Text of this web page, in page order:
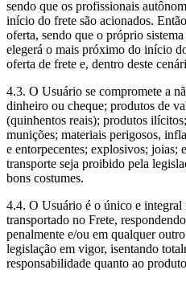
sendo que os profissionais
início do frete são acionados.
oferta, sendo que o próprio
elegerá o mais próximo do início
oferta de frete e, dentro deste
4.3. O Usuário se compromete a
dinheiro ou cheque; produtos de
(quinhentos reais); produtos
munições; materiais perigosos,
e entorpecentes; explosivos; joias;
transporte seja proibido pela
bons costumes.
4.4. O Usuário é o único e integral
transportado no Frete,
penalmente e/ou em qualquer
legislação em vigor, isentando
responsabilidade quanto ao